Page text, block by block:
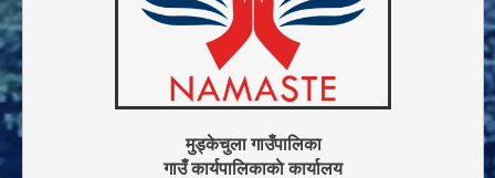
मुड्केचुला गाउँपालिका
गाउँ कार्यपालिकाकाे कार्यालय